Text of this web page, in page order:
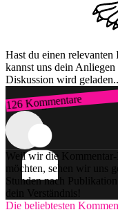
Hast du einen
kannst uns dein
Diskussion wird
126 Kommentare
Zum Login
Weil wir die Kommentar-
möchten, sehen wir uns
Stunden nach
dein Verständnis!
Die beliebtesten